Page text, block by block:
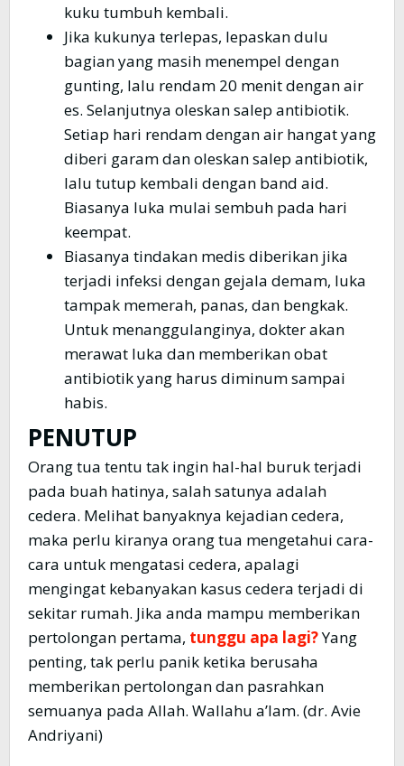
kuku tumbuh kembali.
Jika kukunya terlepas, lepaskan dulu
bagian yang masih menempel dengan
gunting, lalu rendam 20 menit dengan air
es. Selanjutnya oleskan salep antibiotik.
Setiap hari rendam dengan air hangat yang
diberi garam dan oleskan salep antibiotik,
lalu tutup kembali dengan band aid.
Biasanya luka mulai sembuh pada hari
keempat.
Biasanya tindakan medis diberikan jika
terjadi infeksi dengan gejala demam, luka
tampak memerah, panas, dan bengkak.
Untuk menanggulanginya, dokter akan
merawat luka dan memberikan obat
antibiotik yang harus diminum sampai
habis.
PENUTUP
Orang tua tentu tak ingin hal-hal buruk terjadi
pada buah hatinya, salah satunya adalah
cedera. Melihat banyaknya kejadian cedera,
maka perlu kiranya orang tua mengetahui cara-
cara untuk mengatasi cedera, apalagi
mengingat kebanyakan kasus cedera terjadi di
sekitar rumah. Jika anda mampu memberikan
pertolongan pertama, tunggu apa lagi?Yang
penting, tak perlu panik ketika berusaha
memberikan pertolongan dan pasrahkan
semuanya pada Allah. Wallahu a’lam. (dr. Avie
Andriyani)